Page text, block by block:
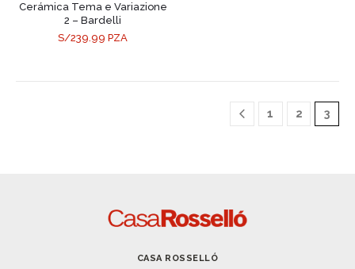
Cerámica Tema e Variazione
2 – Bardelli
S/239.99 PZA
1 2 3
CASA ROSSELLÓ